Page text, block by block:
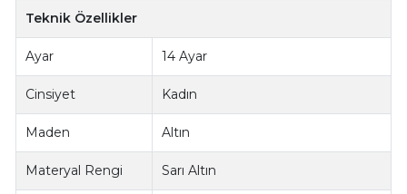
Teknik Özellikler
Ayar 14 Ayar
Cinsiyet Kadın
Maden Altın
Materyal Rengi Sarı Altın